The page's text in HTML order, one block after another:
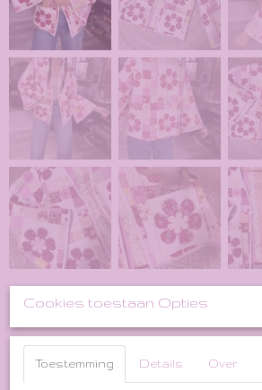
Cookies toestaan Opties
Toestemming Details Over